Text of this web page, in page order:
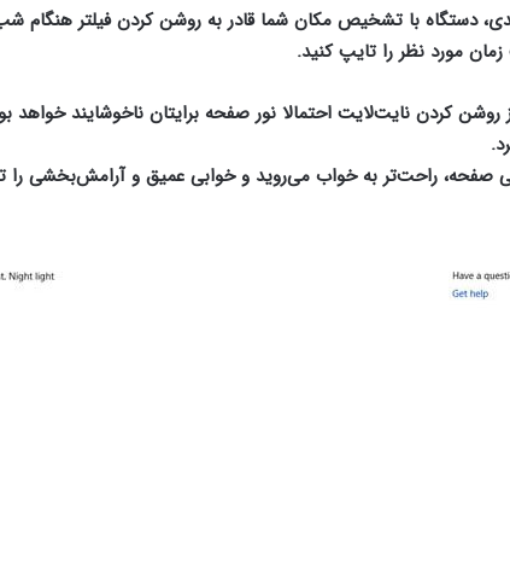
دستگاه با تشخیص مکان شما قادر به روشن کردن فیلتر
مورد نظر را تایپ کنید.
روشن کردن نایت‌لایت احتمالا نور صفحه برایتان ناخوشایند
صفحه، راحت‌تر به خواب می‌روید و خوابی عمیق و آرامش‌بخشی را